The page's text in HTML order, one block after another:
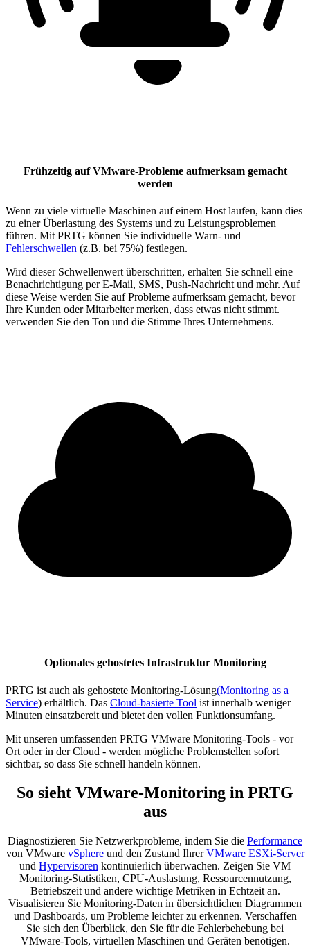
Frühzeitig auf VMware-Probleme aufmerksam gemacht
werden
Wenn zu viele virtuelle Maschinen auf einem Host laufen, kann dies
zu einer Überlastung des Systems und zu Leistungsproblemen
führen. Mit PRTG können Sie individuelle Warn- und
Fehlerschwellen (z.B. bei 75%) festlegen.
Wird dieser Schwellenwert überschritten, erhalten Sie schnell eine
Benachrichtigung per E-Mail, SMS, Push-Nachricht und mehr. Auf
diese Weise werden Sie auf Probleme aufmerksam gemacht, bevor
Ihre Kunden oder Mitarbeiter merken, dass etwas nicht stimmt.
verwenden Sie den Ton und die Stimme Ihres Unternehmens.
Optionales gehostetes Infrastruktur Monitoring
PRTG ist auch als gehostete Monitoring-Lösung(Monitoring as a
Service) erhältlich. Das Cloud-basierte Tool ist innerhalb weniger
Minuten einsatzbereit und bietet den vollen Funktionsumfang.
Mit unseren umfassenden PRTG VMware Monitoring-Tools - vor
Ort oder in der Cloud - werden mögliche Problemstellen sofort
sichtbar, so dass Sie schnell handeln können.
So sieht VMware-Monitoring in PRTG
aus
Diagnostizieren Sie Netzwerkprobleme, indem Sie die Performance
von VMware vSphereund den Zustand IhrerVMware ESXi-Server
und Hypervisoren kontinuierlich überwachen. Zeigen Sie VM
Monitoring-Statistiken, CPU-Auslastung, Ressourcennutzung,
Betriebszeit und andere wichtige Metriken in Echtzeit an.
Visualisieren Sie Monitoring-Daten in übersichtlichen Diagrammen
und Dashboards, um Probleme leichter zu erkennen. Verschaffen
Sie sich den Überblick, den Sie für die Fehlerbehebung bei
VMware-Tools, virtuellen Maschinen und Geräten benötigen.